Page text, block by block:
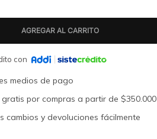
con
medios de pago
gratis por compras a partir de $350.000
cambios y devoluciones fácilmente